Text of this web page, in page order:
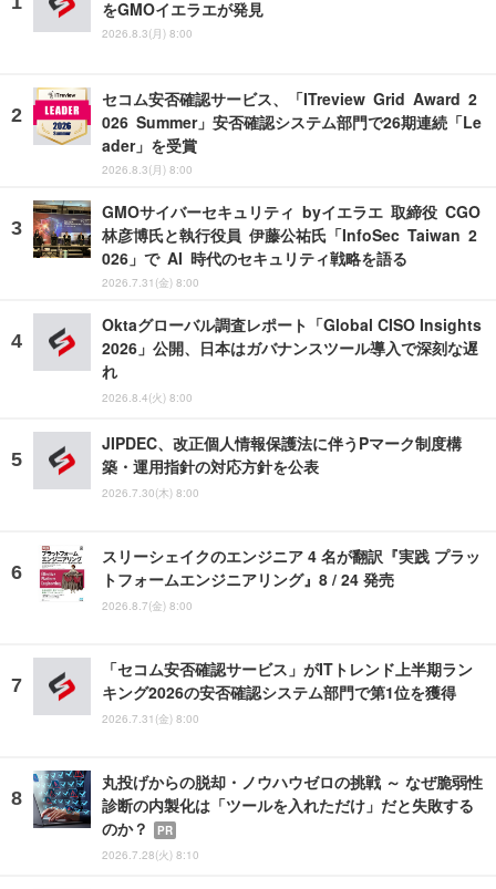
をGMOイエラエが発見
2026.8.3(月) 8:00
セコム安否確認サービス、「ITreview Grid Award 2
026 Summer」安否確認システム部門で26期連続「Le
ader」を受賞
2026.8.3(月) 8:00
GMOサイバーセキュリティ byイエラエ 取締役 CGO
林彦博氏と執行役員 伊藤公祐氏「InfoSec Taiwan 2
026」で AI 時代のセキュリティ戦略を語る
2026.7.31(金) 8:00
Oktaグローバル調査レポート「Global CISO Insights
2026」公開、日本はガバナンスツール導入で深刻な遅
れ
2026.8.4(火) 8:00
JIPDEC、改正個人情報保護法に伴うPマーク制度構
築・運用指針の対応方針を公表
2026.7.30(木) 8:00
スリーシェイクのエンジニア 4 名が翻訳『実践 プラッ
トフォームエンジニアリング』8 / 24 発売
2026.8.7(金) 8:00
「セコム安否確認サービス」がITトレンド上半期ラン
キング2026の安否確認システム部門で第1位を獲得
2026.7.31(金) 8:00
丸投げからの脱却・ノウハウゼロの挑戦 ～ なぜ脆弱性
診断の内製化は「ツールを入れただけ」だと失敗する
のか？
PR
2026.7.28(火) 8:10